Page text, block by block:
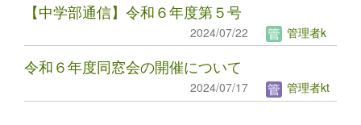
【中学部通信】令和６年度第５号
2024/07/22 管理者k
令和６年度同窓会の開催について
2024/07/17 管理者kt